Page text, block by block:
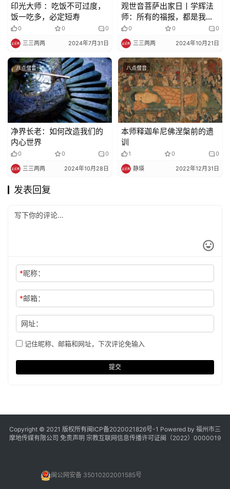
印光大师 ：吃饭不可过度，
饭一吃多，必定短寿
0 0 0
三三两两 2024年7月31日
观世音菩萨出家日丨学辉法
师：所有的福报，都是我们
自身日积月累的业报亦仰仗
菩萨威神与慈悲的结果
0 0 0
三三两两 2024年10月21日
八点僧音
净界长老：如何改造我们的
内心世界
0 0 0
三三两两 2024年10月28日
八点僧音
本师释迦牟尼佛涅槃前的遗
训
1 0 0
静瑛 2022年12月31日
发表回复
*昵称：
*邮箱：
网址：
记住昵称、邮箱和网址，下次评论免输入
提交
Copyright © 2021 版权所有闽ICP备2020021826号-1 Powered by 福州市三
摩地传媒有限公司 免责声明 宗教互联网信息传播许可证闽（2022）0000019
闽公网安备 35010202001585号